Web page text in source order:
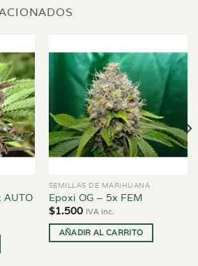
AUTO
SEMILLAS DE MARIHUANA
Epoxi OG – 5x FEM
$1.500 IVA inc.
AÑADIR AL CARRITO